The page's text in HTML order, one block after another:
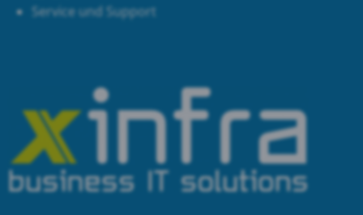
Service und Support